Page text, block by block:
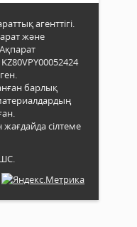
агенттігі.
және
барлық
сілтеме